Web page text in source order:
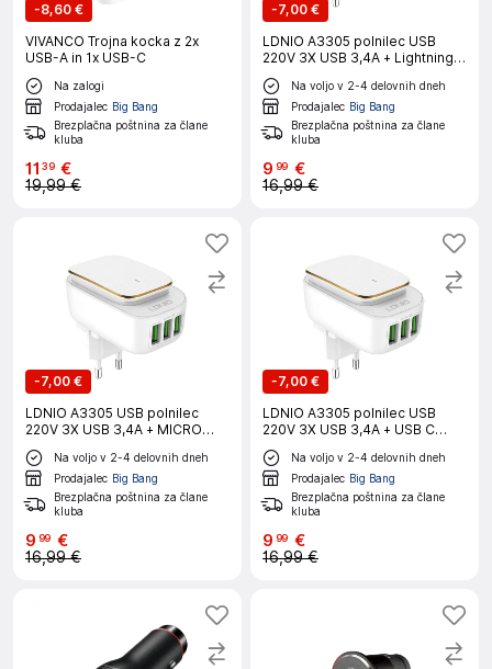
-8,60 €
VIVANCO Trojna kocka z 2x
USB-A in 1x USB-C
Na zalogi
Prodajalec Big Bang
Brezplačna poštnina za člane
kluba
11 39 €
19,99 €
-7,00 €
LDNIO A3305 polnilec USB
220V 3X USB 3,4A + Lightning
Kabel + LED lučka
Na voljo v 2-4 delovnih dneh
Prodajalec Big Bang
Brezplačna poštnina za člane
kluba
9 99 €
16,99 €
-7,00 €
LDNIO A3305 USB polnilec
220V 3X USB 3,4A + MICRO
USB kabel + LED lučka
Na voljo v 2-4 delovnih dneh
Prodajalec Big Bang
Brezplačna poštnina za člane
kluba
9 99 €
16,99 €
-7,00 €
LDNIO A3305 polnilec USB
220V 3X USB 3,4A + USB C
kabel + LED lučka
Na voljo v 2-4 delovnih dneh
Prodajalec Big Bang
Brezplačna poštnina za člane
kluba
9 99 €
16,99 €